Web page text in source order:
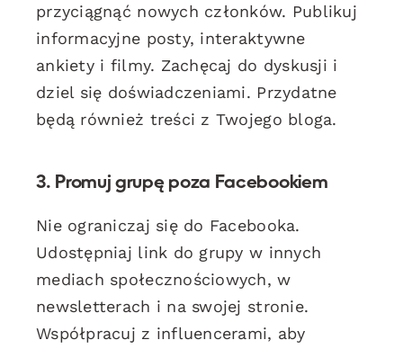
przyciągnąć nowych członków. Publikuj
informacyjne posty, interaktywne
ankiety i filmy. Zachęcaj do dyskusji i
dziel się doświadczeniami. Przydatne
będą również treści z Twojego bloga.
3. Promuj grupę poza Facebookiem
Nie ograniczaj się do Facebooka.
Udostępniaj link do grupy w innych
mediach społecznościowych, w
newsletterach i na swojej stronie.
Współpracuj z influencerami, aby